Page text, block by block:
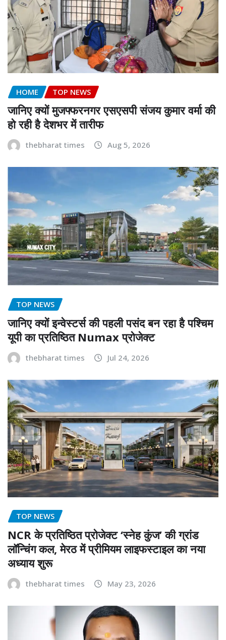
HOME TOP NEWS
जानिए क्यों मुजफ्फरनगर एसएसपी संजय कुमार वर्मा की
हो रही है देशभर में तारीफ
thebharat times Aug 5, 2026
TOP NEWS
जानिए क्यों इन्वेस्टर्स की पहली पसंद बन रहा है पश्चिम
यूपी का प्रतिष्ठित Numax प्रोजेक्ट
thebharat times Jul 24, 2026
TOP NEWS
NCR के प्रतिष्ठित प्रोजेक्ट ‘स्नेह कुंज’ की ग्रांड
लॉन्चिंग कल, मेरठ में प्रीमियम लाइफस्टाइल का नया
अध्याय शुरू
thebharat times May 23, 2026